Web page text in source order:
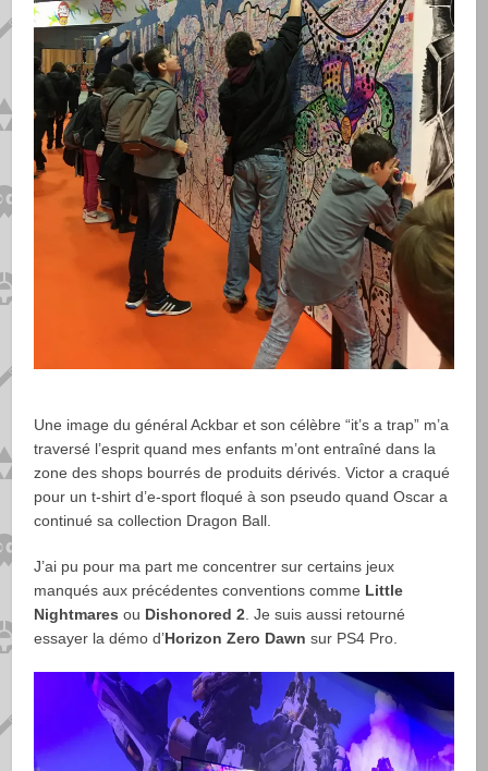
Une image du général Ackbar et son célèbre “it’s a trap” m’a
traversé l’esprit quand mes enfants m’ont entraîné dans la
zone des shops bourrés de produits dérivés. Victor a craqué
pour un t-shirt d’e-sport floqué à son pseudo quand Oscar a
continué sa collection Dragon Ball.
J’ai pu pour ma part me concentrer sur certains jeux
manqués aux précédentes conventions comme Little
Nightmares ou Dishonored 2. Je suis aussi retourné
essayer la démo d’Horizon Zero Dawnsur PS4 Pro.